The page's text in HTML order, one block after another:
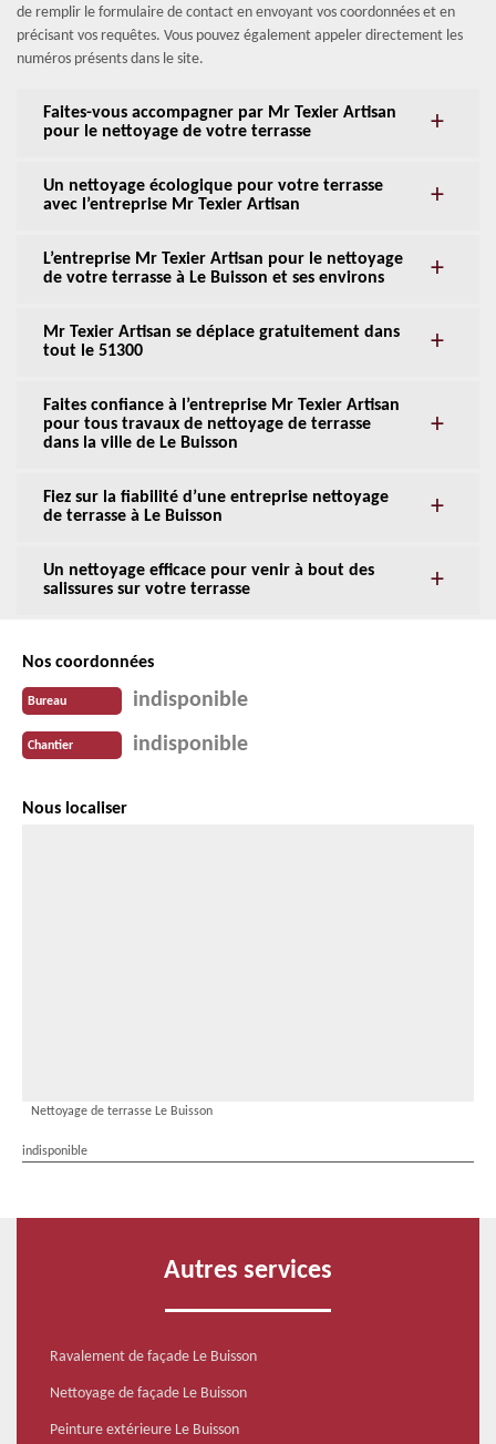
de remplir le formulaire de contact en envoyant vos coordonnées et en
précisant vos requêtes. Vous pouvez également appeler directement les
numéros présents dans le site.
Faites-vous accompagner par Mr Texier Artisan
pour le nettoyage de votre terrasse
Un nettoyage écologique pour votre terrasse
avec l’entreprise Mr Texier Artisan
L’entreprise Mr Texier Artisan pour le nettoyage
de votre terrasse à Le Buisson et ses environs
Mr Texier Artisan se déplace gratuitement dans
tout le 51300
Faites confiance à l’entreprise Mr Texier Artisan
pour tous travaux de nettoyage de terrasse
dans la ville de Le Buisson
Fiez sur la fiabilité d’une entreprise nettoyage
de terrasse à Le Buisson
Un nettoyage efficace pour venir à bout des
salissures sur votre terrasse
Nos coordonnées
Bureau indisponible
Chantier indisponible
Nous localiser
Nettoyage de terrasse Le Buisson
indisponible
Autres services
Ravalement de façade Le Buisson
Nettoyage de façade Le Buisson
Peinture extérieure Le Buisson